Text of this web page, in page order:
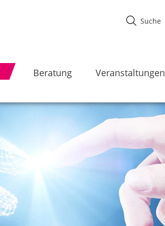
Beratung Veranstaltungen